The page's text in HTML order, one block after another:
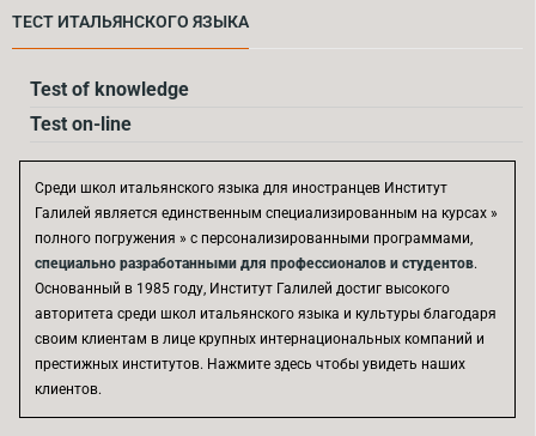
ТЕСТ ИТАЛЬЯНСКOГО ЯЗЫКА
Test of knowledge
Test on-line
Среди школ итальянского языка для иностранцев Институт
Галилей является единственным специализированным на курсах »
полного погружения » с персонализированными программами,
специально разработанными для профессионалов и студентов.
Основанный в 1985 году, Институт Галилей достиг высокого
авторитета среди школ итальянского языка и культуры благодаря
своим клиентам в лице крупных интернациональных компаний и
престижных институтов. Нажмите здесь чтобы увидеть наших
клиентов.